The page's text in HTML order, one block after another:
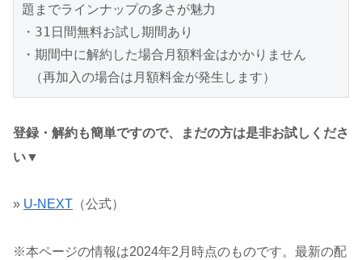
題までラインナップの多さが魅力
・31日間無料お試し期間あり
・期間中に解約した場合月額料金はかかりません
（再加入の場合は月額料金が発生します）
登録・解約も簡単ですので、まだの方は是非お試しくださ
い▼
» U-NEXT （公式）
※本ページの情報は2024年2月時点のものです。最新の配